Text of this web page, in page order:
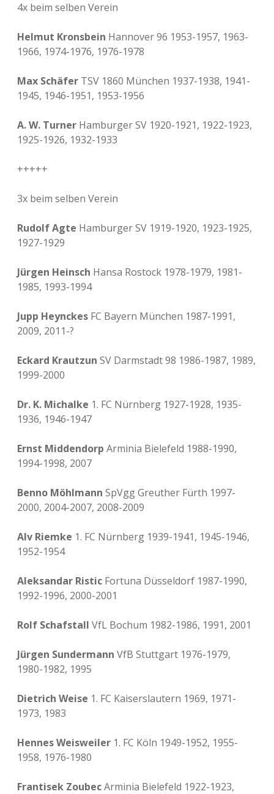
4x beim selben Verein
Helmut Kronsbein Hannover 96 1953-1957, 1963-
1966, 1974-1976, 1976-1978
Max Schäfer TSV 1860 München 1937-1938, 1941-
1945, 1946-1951, 1953-1956
A. W. Turner Hamburger SV 1920-1921, 1922-1923,
1925-1926, 1932-1933
+++++
3x beim selben Verein
Rudolf Agte Hamburger SV 1919-1920, 1923-1925,
1927-1929
Jürgen Heinsch Hansa Rostock 1978-1979, 1981-
1985, 1993-1994
Jupp Heynckes FC Bayern München 1987-1991,
2009, 2011-?
Eckard Krautzun SV Darmstadt 98 1986-1987, 1989,
1999-2000
Dr. K. Michalke 1. FC Nürnberg 1927-1928, 1935-
1936, 1946-1947
Ernst Middendorp Arminia Bielefeld 1988-1990,
1994-1998, 2007
Benno Möhlmann SpVgg Greuther Fürth 1997-
2000, 2004-2007, 2008-2009
Alv Riemke 1. FC Nürnberg 1939-1941, 1945-1946,
1952-1954
Aleksandar Ristic Fortuna Düsseldorf 1987-1990,
1992-1996, 2000-2001
Rolf Schafstall VfL Bochum 1982-1986, 1991, 2001
Jürgen Sundermann VfB Stuttgart 1976-1979,
1980-1982, 1995
Dietrich Weise 1. FC Kaiserslautern 1969, 1971-
1973, 1983
Hennes Weisweiler 1. FC Köln 1949-1952, 1955-
1958, 1976-1980
Frantisek ZoubecArminia Bielefeld 1922-1923,